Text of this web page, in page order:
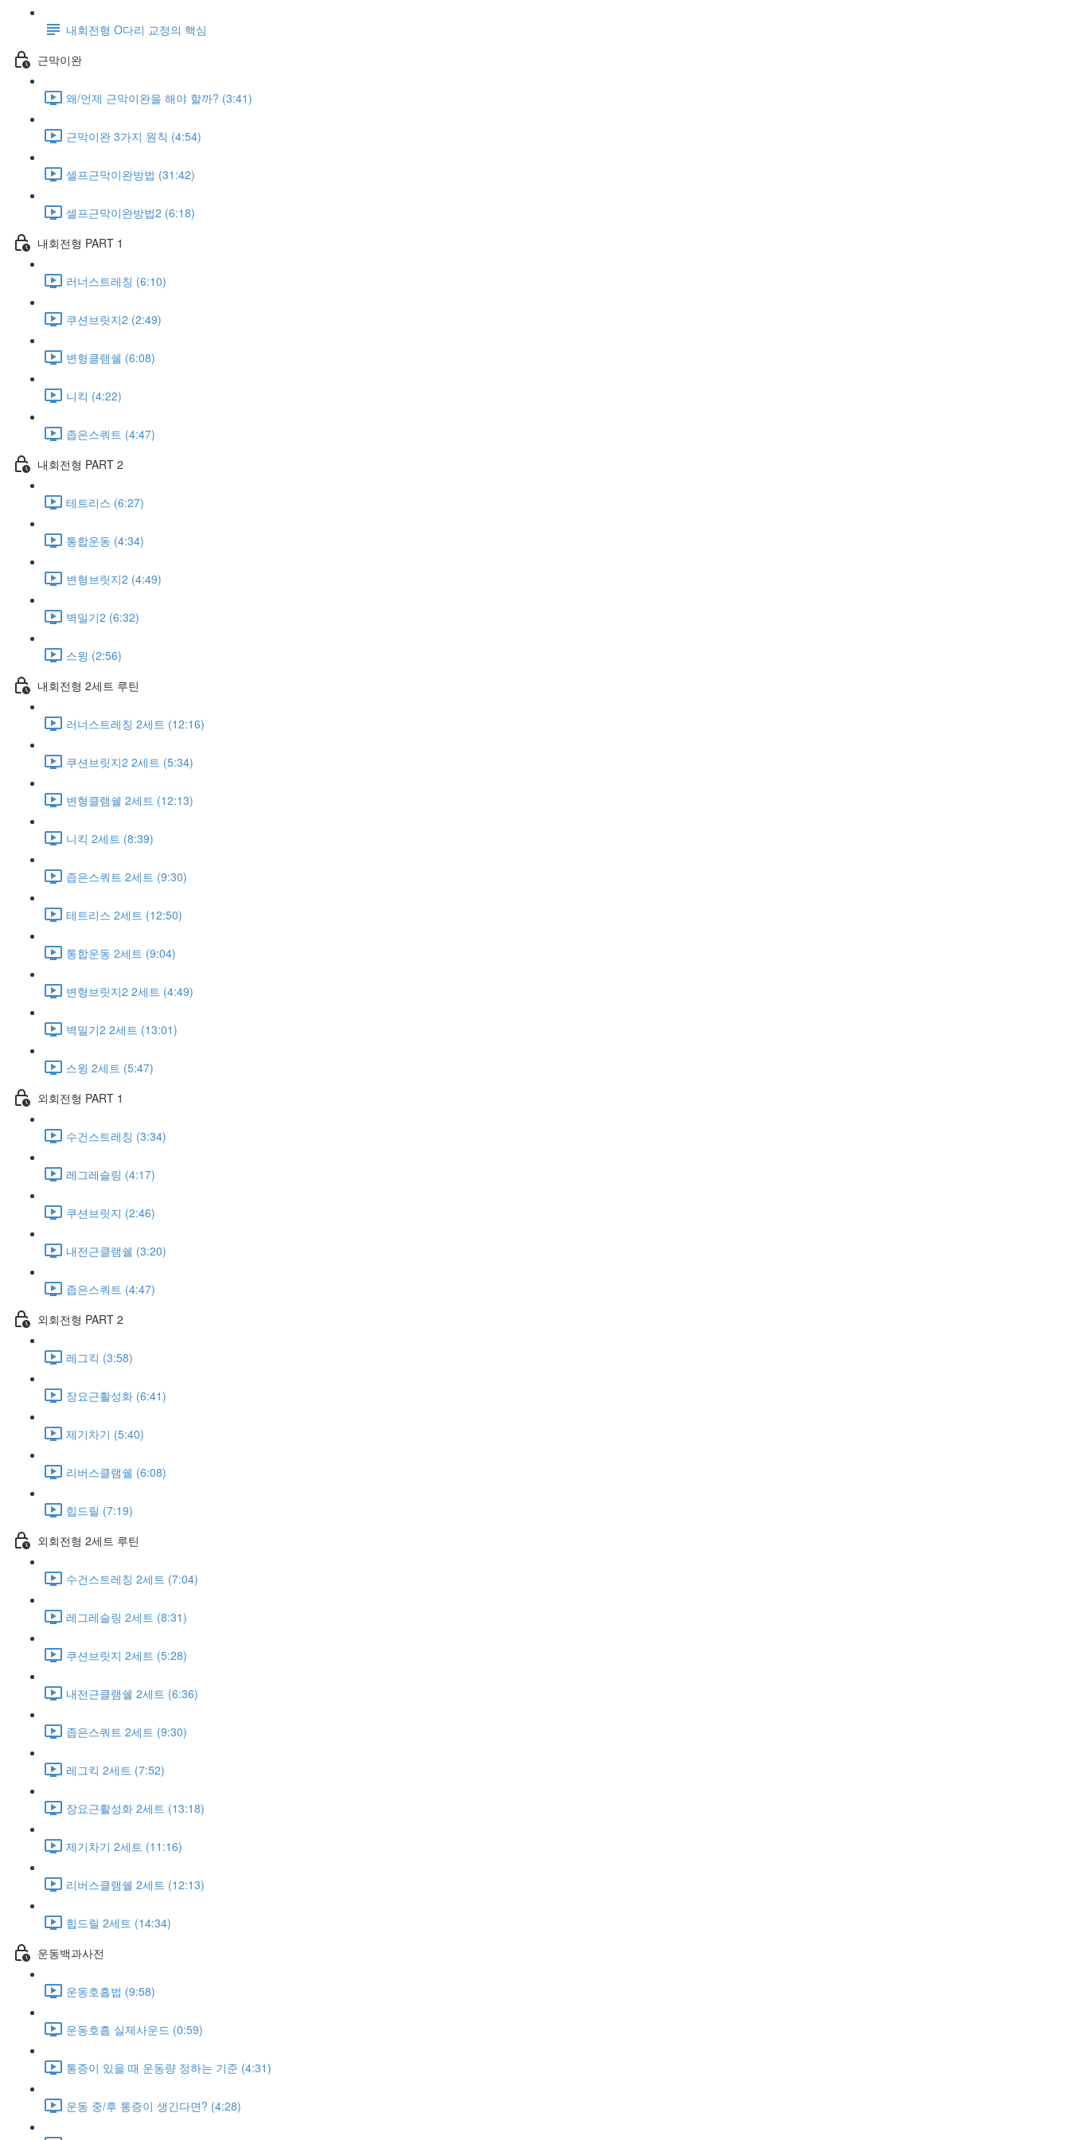
내회전형 O다리 교정의 핵심
근막이완
왜/언제 근막이완을 해야 할까? (3:41)
근막이완 3가지 원칙 (4:54)
셀프근막이완방법 (31:42)
셀프근막이완방법2 (6:18)
내회전형 PART 1
러너스트레칭 (6:10)
쿠션브릿지2 (2:49)
변형클램쉘 (6:08)
니킥 (4:22)
좁은스쿼트 (4:47)
내회전형 PART 2
테트리스 (6:27)
통합운동 (4:34)
변형브릿지2 (4:49)
벽밀기2 (6:32)
스윙 (2:56)
내회전형 2세트 루틴
러너스트레칭 2세트 (12:16)
쿠션브릿지2 2세트 (5:34)
변형클램쉘 2세트 (12:13)
니킥 2세트 (8:39)
좁은스쿼트 2세트 (9:30)
테트리스 2세트 (12:50)
통합운동 2세트 (9:04)
변형브릿지2 2세트 (4:49)
벽밀기2 2세트 (13:01)
스윙 2세트 (5:47)
외회전형 PART 1
수건스트레칭 (3:34)
레그레슬링 (4:17)
쿠션브릿지 (2:46)
내전근클램쉘 (3:20)
좁은스쿼트 (4:47)
외회전형 PART 2
레그킥 (3:58)
장요근활성화 (6:41)
제기차기 (5:40)
리버스클램쉘 (6:08)
힙드릴 (7:19)
외회전형 2세트 루틴
수건스트레칭 2세트 (7:04)
레그레슬링 2세트 (8:31)
쿠션브릿지 2세트 (5:28)
내전근클램쉘 2세트 (6:36)
좁은스쿼트 2세트 (9:30)
레그킥 2세트 (7:52)
장요근활성화 2세트 (13:18)
제기차기 2세트 (11:16)
리버스클램쉘 2세트 (12:13)
힙드릴 2세트 (14:34)
운동백과사전
운동호흡법 (9:58)
운동호흡 실제사운드 (0:59)
통증이 있을 때 운동량 정하는 기준 (4:31)
운동 중/후 통증이 생긴다면? (4:28)